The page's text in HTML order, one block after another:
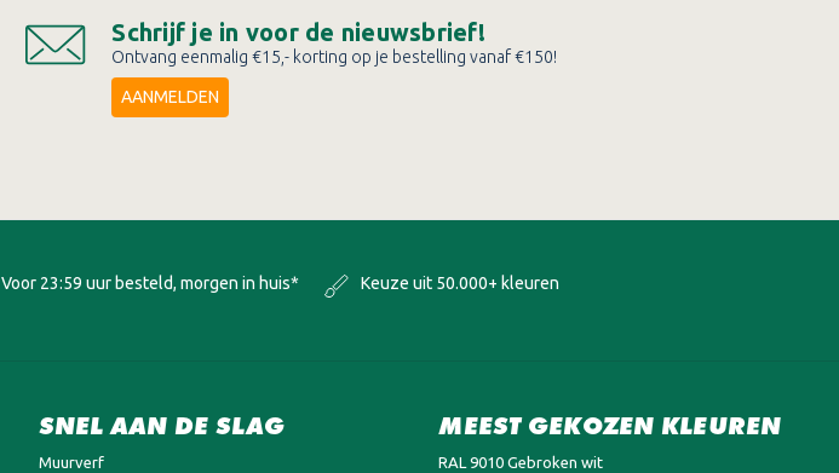
Schrijf je in voor de nieuwsbrief!
Ontvang eenmalig €15,- korting op je bestelling vanaf €150!
AANMELDEN
Voor 23:59 uur besteld, morgen in huis*
Keuze uit 50.000+ kleuren
SNEL AAN DE SLAG
Muurverf
MEEST GEKOZEN KLEUREN
RAL 9010 Gebroken wit